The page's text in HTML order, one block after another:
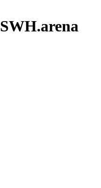
SWH.arena